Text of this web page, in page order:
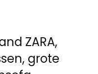
ZARA,
grote